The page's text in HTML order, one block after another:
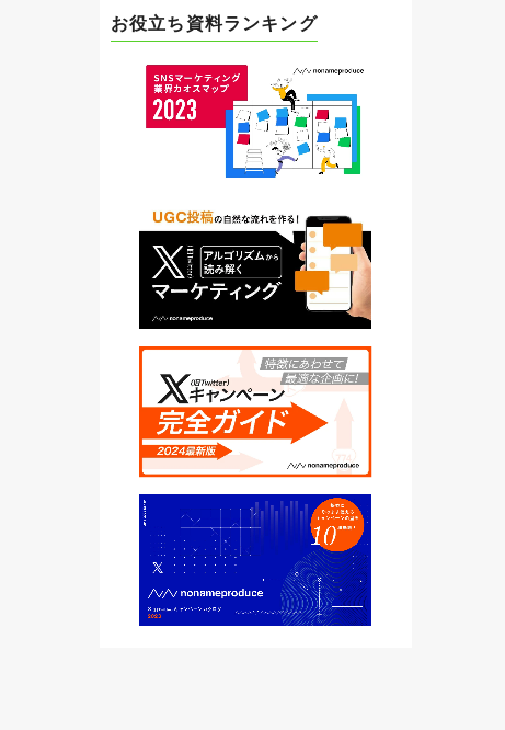
お役立ち資料ランキング